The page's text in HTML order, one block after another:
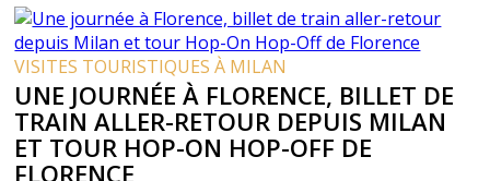
VISITES TOURISTIQUES À MILAN
UNE JOURNÉE À FLORENCE, BILLET DE
TRAIN ALLER-RETOUR DEPUIS MILAN
ET TOUR HOP-ON HOP-OFF DE
FLORENCE